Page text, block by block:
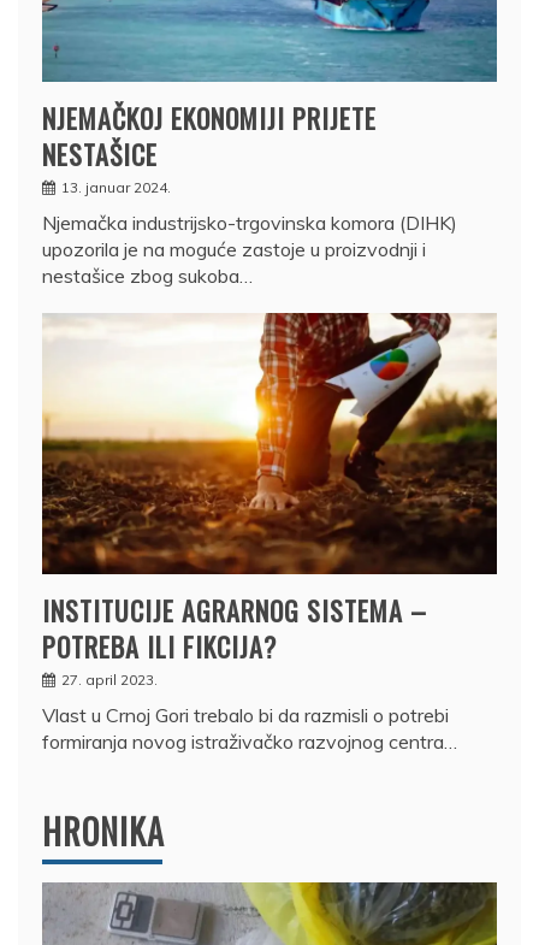
NJEMAČKOJ EKONOMIJI PRIJETE
NESTAŠICE
13. januar 2024.
Njemačka industrijsko-trgovinska komora (DIHK)
upozorila je na moguće zastoje u proizvodnji i
nestašice zbog sukoba…
INSTITUCIJE AGRARNOG SISTEMA –
POTREBA ILI FIKCIJA?
27. april 2023.
Vlast u Crnoj Gori trebalo bi da razmisli o potrebi
formiranja novog istraživačko razvojnog centra…
HRONIKA